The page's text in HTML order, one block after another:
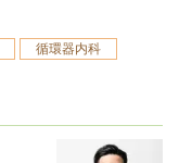
循環器内科